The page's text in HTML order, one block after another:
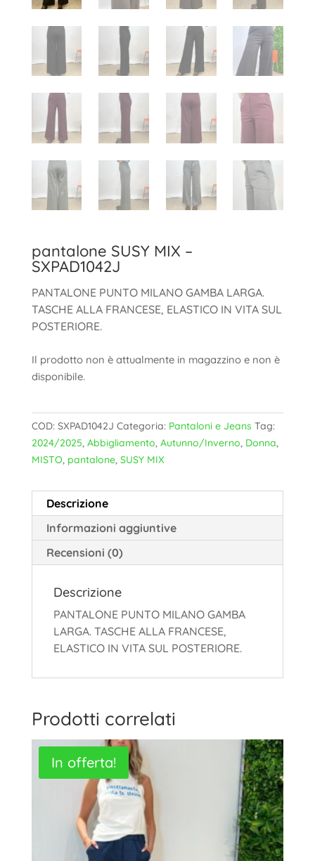
pantalone SUSY MIX –
SXPAD1042J
PANTALONE PUNTO MILANO GAMBA LARGA.
TASCHE ALLA FRANCESE, ELASTICO IN VITA SUL
POSTERIORE.
Il prodotto non è attualmente in magazzino e non è
disponibile.
COD: SXPAD1042J Categoria: Pantaloni e Jeans Tag:
2024/2025, Abbigliamento, Autunno/Inverno, Donna,
MISTO, pantalone, SUSY MIX
Descrizione
Informazioni aggiuntive
Recensioni (0)
Descrizione
PANTALONE PUNTO MILANO GAMBA
LARGA. TASCHE ALLA FRANCESE,
ELASTICO IN VITA SUL POSTERIORE.
Prodotti correlati
In offerta!